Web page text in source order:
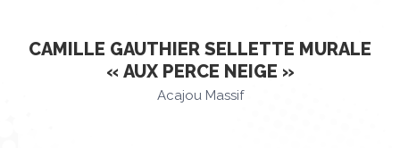
CAMILLE GAUTHIER SELLETTE MURALE
« AUX PERCE NEIGE »
Acajou Massif